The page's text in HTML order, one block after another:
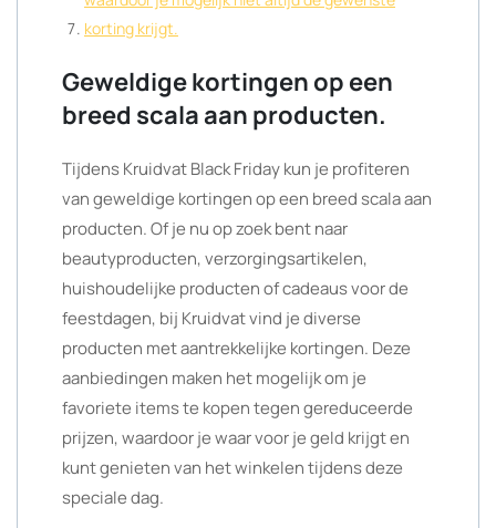
korting krijgt.
Geweldige kortingen op een
breed scala aan producten.
Tijdens Kruidvat Black Friday kun je profiteren
van geweldige kortingen op een breed scala aan
producten. Of je nu op zoek bent naar
beautyproducten, verzorgingsartikelen,
huishoudelijke producten of cadeaus voor de
feestdagen, bij Kruidvat vind je diverse
producten met aantrekkelijke kortingen. Deze
aanbiedingen maken het mogelijk om je
favoriete items te kopen tegen gereduceerde
prijzen, waardoor je waar voor je geld krijgt en
kunt genieten van het winkelen tijdens deze
speciale dag.